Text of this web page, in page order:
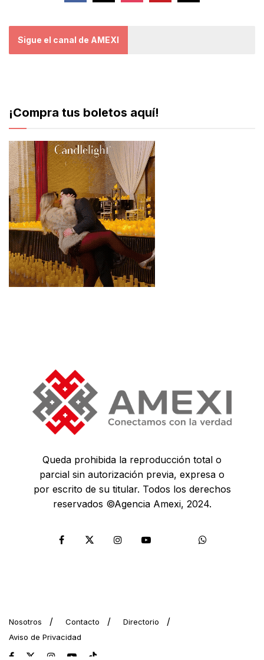
Sigue el canal de AMEXI
¡Compra tus boletos aquí!
Queda prohibida la reproducción total o
parcial sin autorización previa, expresa o
por escrito de su titular. Todos los derechos
reservados ©Agencia Amexi, 2024.
Nosotros Contacto
Directorio
Aviso de Privacidad